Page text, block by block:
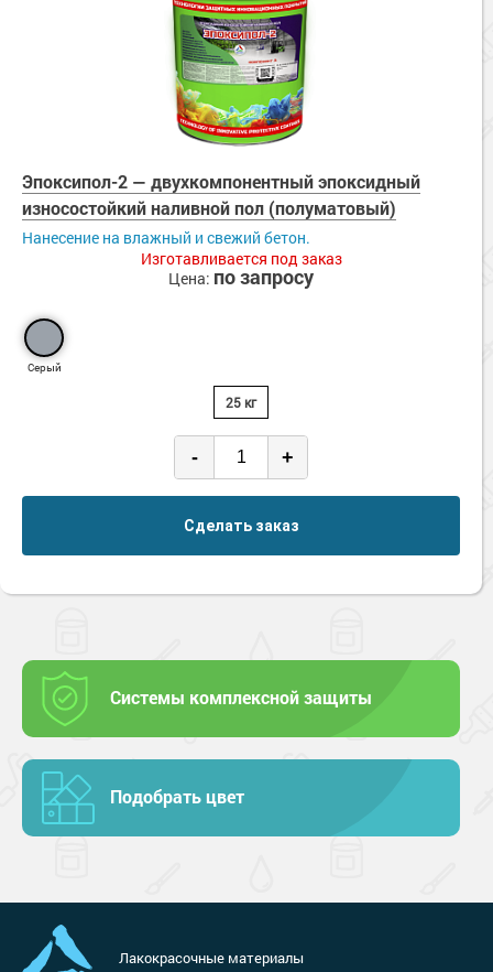
Эпоксипол-2 — двухкомпонентный эпоксидный
износостойкий наливной пол (полуматовый)
Нанесение на влажный и свежий бетон.
Изготавливается под заказ
Цена: по запросу
Серый
25 кг
- +
Сделать заказ
Системы комплексной защиты
Подобрать цвет
Лакокрасочные материалы